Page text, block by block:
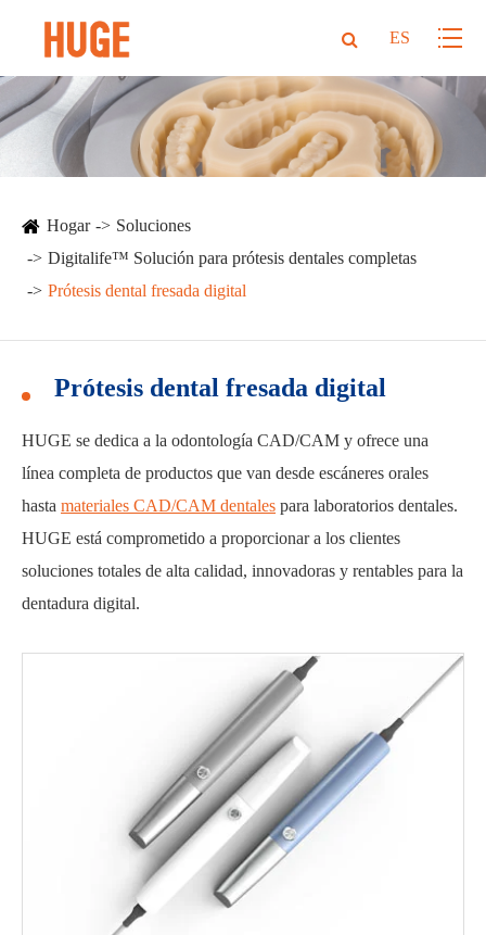
ES
Hogar
Soluciones
Digitalife™ Solución para prótesis dentales completas
Prótesis dental fresada digital
Prótesis dental fresada digital
HUGE se dedica a la odontología CAD/CAM y ofrece una
línea completa de productos que van desde escáneres orales
hasta materiales CAD/CAM dentales para laboratorios dentales.
HUGE está comprometido a proporcionar a los clientes
soluciones totales de alta calidad, innovadoras y rentables para la
dentadura digital.